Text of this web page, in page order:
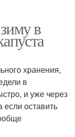
в
хранения,
в
и уже через
если оставить